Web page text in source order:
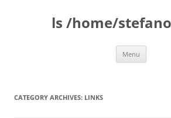
ls /home/
Menu
CATEGORY ARCHIVES: LINKS